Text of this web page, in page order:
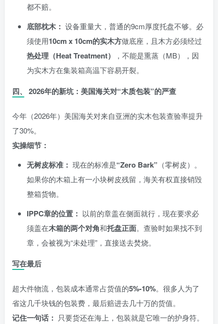
都不赔。
底部枕木： 设备重量大，普通的9cm厚度托盘不够。必
须使用10cm x 10cm的实木方做底座，且木方必须经过
热处理（Heat Treatment）
，不能是熏蒸（MB），因
为实木方在集装箱高温下容易开裂。
四、 2026年的新坑：美国海关对“木质包装”的严查
今年（2026年）美国海关对来自亚洲的实木包装查验率提升
了30%。
实操细节：
无树皮标准： 现在的标准是“Zero Bark” （零树皮）。
如果你的木箱上有一小块树皮残留，海关有权直接销毁
整箱货物。
IPPC章的位置： 以前的章盖在侧面就行，现在要求必
须盖在木箱的两个对角和托盘正面。查验时如果找不到
章，会被视为“未处理”，直接送去焚烧。
写在最后
超大件物流，包装成本通常占货值的5%-10%。很多人为了
省这几千块钱的包装费，最后赔进去几十万的货值。
记住一句话： 只要货还在海上，包装就是它唯一的护身符。